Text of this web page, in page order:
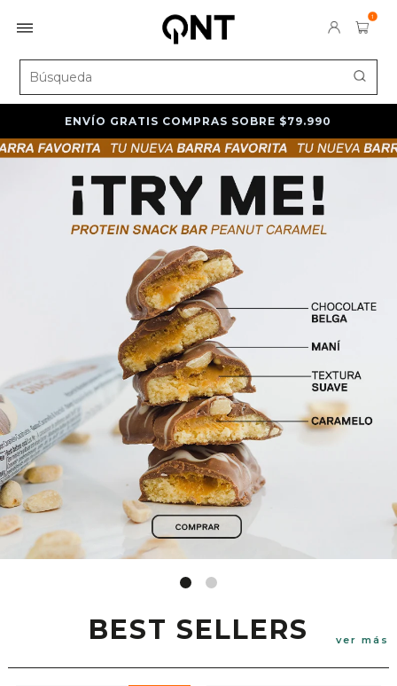
ENVÍO GRATIS COMPRAS SOBRE $79.990
1
BEST SELLERS ver más